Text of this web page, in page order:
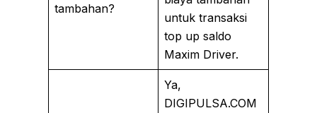
tambahan?
untuk transaksi
top up saldo
Maxim Driver.
Ya,
DIGIPULSA.COM